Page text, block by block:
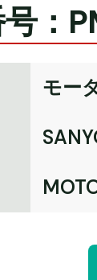
号：
モー